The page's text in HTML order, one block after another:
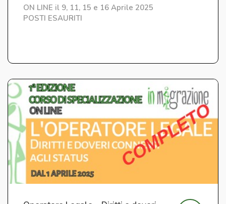
ON LINE il 9, 11, 15 e 16 Aprile 2025
POSTI ESAURITI